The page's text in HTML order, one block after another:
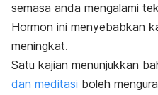
semasa anda mengalami
Hormon ini menyebabkan
meningkat.
Satu kajian menunjukkan
dan meditasi boleh